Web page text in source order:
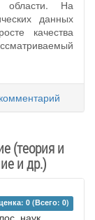
области. На
данных
качества
(теория и
и др.)
0 (Всего: 0)